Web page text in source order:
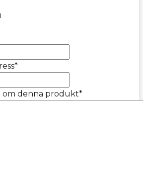
*
om denna produkt*